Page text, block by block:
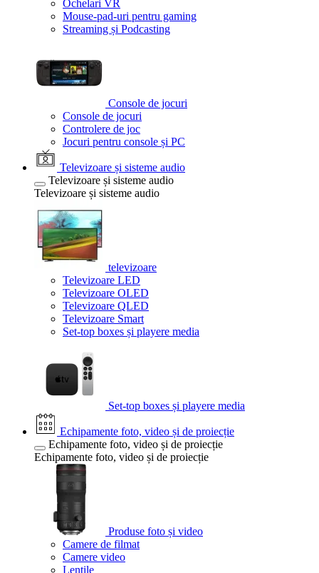
Ochelari VR
Mouse-pad-uri pentru gaming
Streaming și Podcasting
Console de jocuri
Console de jocuri
Controlere de joc
Jocuri pentru console și PC
Televizoare și sisteme audio
Televizoare și sisteme audio
Televizoare și sisteme audio
televizoare
Televizoare LED
Televizoare OLED
Televizoare QLED
Televizoare Smart
Set-top boxes și playere media
Set-top boxes și playere media
Echipamente foto, video și de proiecție
Echipamente foto, video și de proiecție
Echipamente foto, video și de proiecție
Produse foto și video
Camere de filmat
Camere video
Lentile